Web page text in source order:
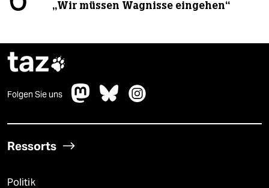
„Wir müssen Wagnisse eingehen“
taz
Folgen Sie uns
Ressorts
Politik